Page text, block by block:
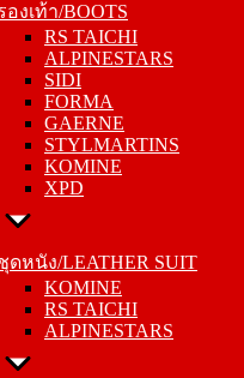
องเท้า/BOOTS
RS TAICHI
ALPINESTARS
SIDI
FORMA
GAERNE
STYLMARTINS
KOMINE
XPD
ดหนัง/LEATHER SUIT
KOMINE
RS TAICHI
ALPINESTARS
ALPINESTARS
SIDI
FORMA
GAERNE
STYLMARTINS
KOMINE
XPD
ชุดหนัง/LEATHER SUIT
RS TAICHI
ALPINESTARS
การ์ด/PROTECTOR